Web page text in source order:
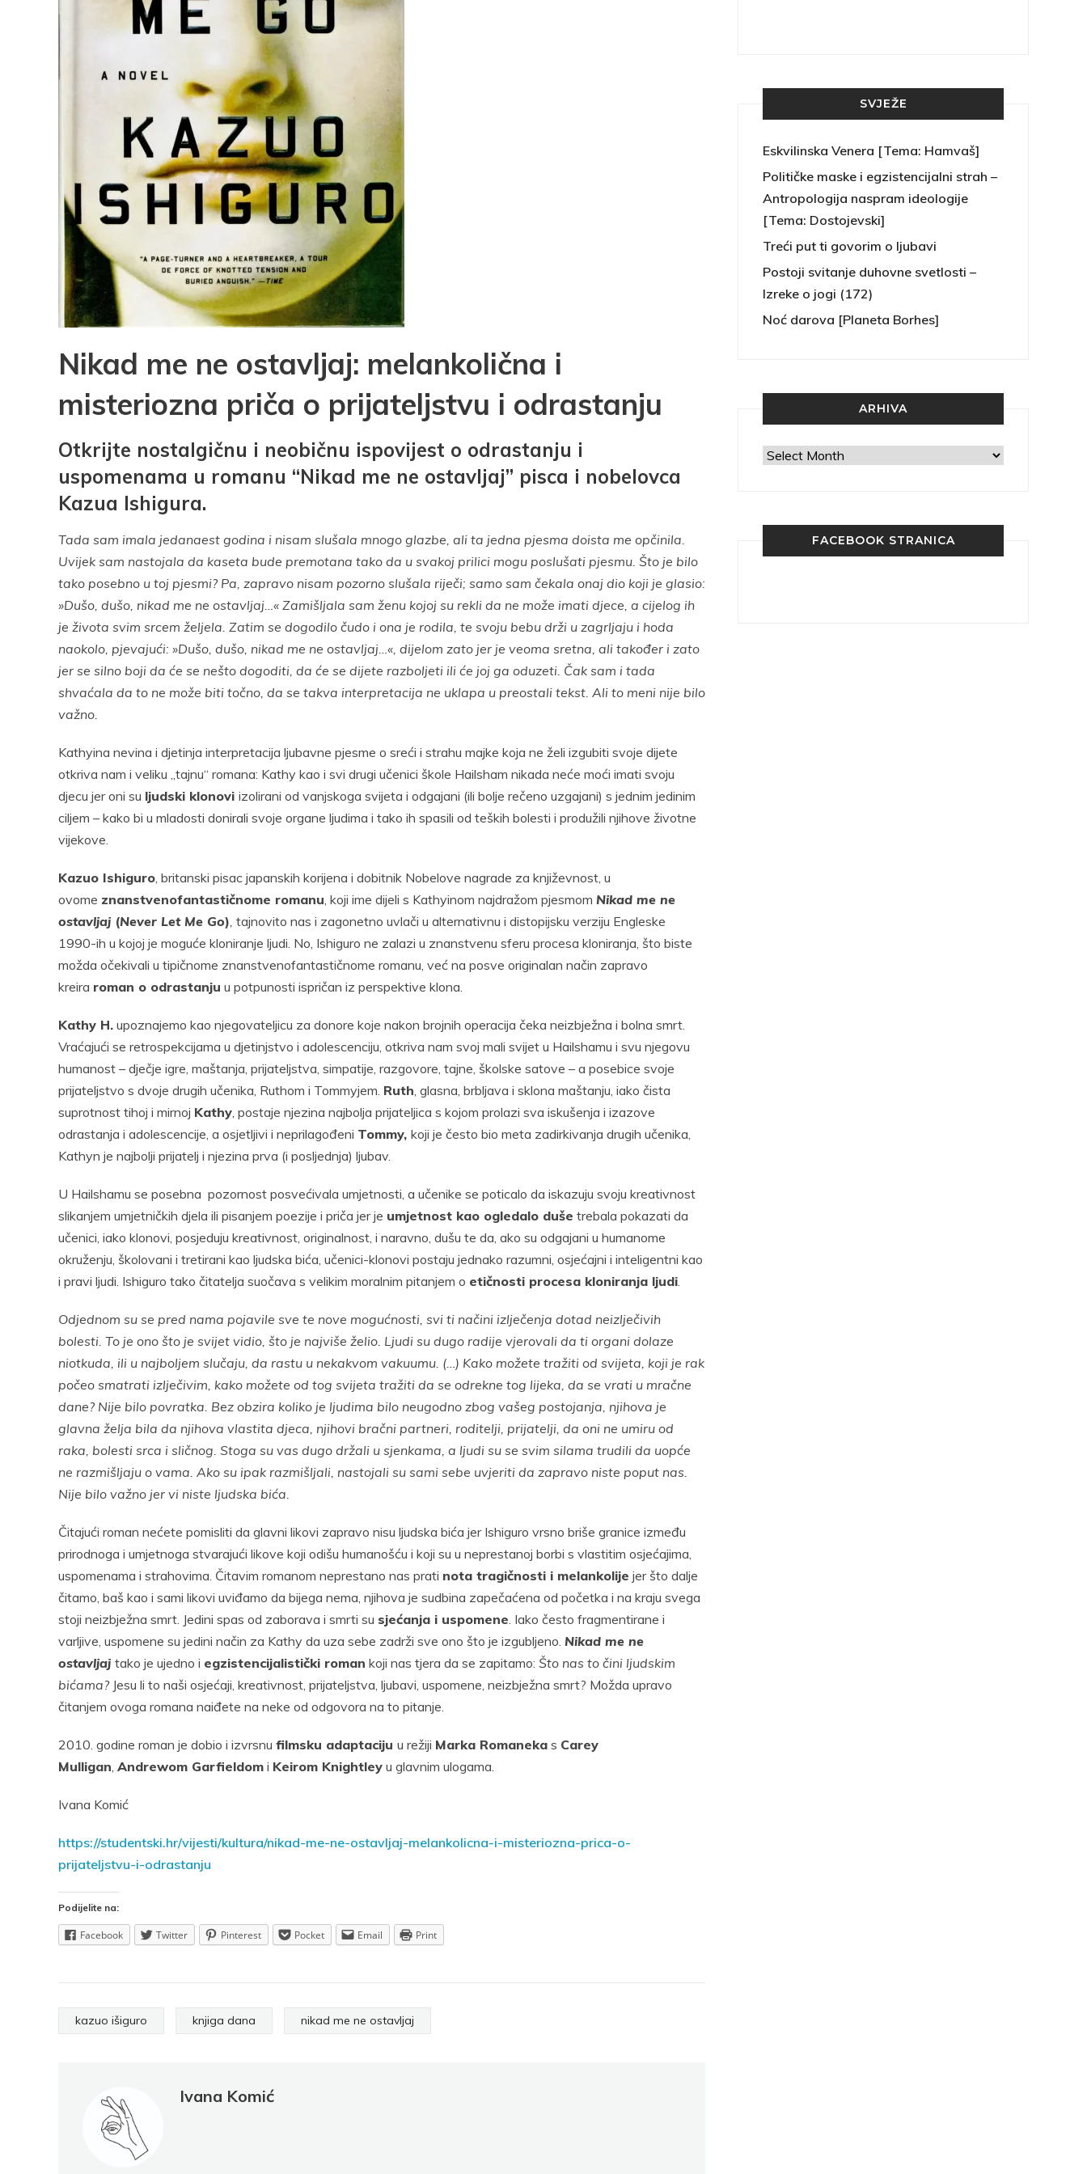
Nikad me ne ostavljaj: melankolična i
misteriozna priča o prijateljstvu i odrastanju
Otkrijte nostalgičnu i neobičnu ispovijest o odrastanju i
uspomenama u romanu “Nikad me ne ostavljaj” pisca i nobelovca
Kazua Ishigura.
Tada sam imala jedanaest godina i nisam slušala mnogo glazbe, ali ta jedna pjesma doista me opčinila.
Uvijek sam nastojala da kaseta bude premotana tako da u svakoj prilici mogu poslušati pjesmu. Što je bilo
tako posebno u toj pjesmi? Pa, zapravo nisam pozorno slušala riječi; samo sam čekala onaj dio koji je glasio:
»Dušo, dušo, nikad me ne ostavljaj…« Zamišljala sam ženu kojoj su rekli da ne može imati djece, a cijelog ih
je života svim srcem željela. Zatim se dogodilo čudo i ona je rodila, te svoju bebu drži u zagrljaju i hoda
naokolo, pjevajući: »Dušo, dušo, nikad me ne ostavljaj…«, dijelom zato jer je veoma sretna, ali također i zato
jer se silno boji da će se nešto dogoditi, da će se dijete razboljeti ili će joj ga oduzeti. Čak sam i tada
shvaćala da to ne može biti točno, da se takva interpretacija ne uklapa u preostali tekst. Ali to meni nije bilo
važno.
Kathyina nevina i djetinja interpretacija ljubavne pjesme o sreći i strahu majke koja ne želi izgubiti svoje dijete
otkriva nam i veliku „tajnu“ romana: Kathy kao i svi drugi učenici škole Hailsham nikada neće moći imati svoju
djecu jer oni su ljudski klonovi izolirani od vanjskoga svijeta i odgajani (ili bolje rečeno uzgajani) s jednim jedinim
ciljem – kako bi u mladosti donirali svoje organe ljudima i tako ih spasili od teških bolesti i produžili njihove životne
vijekove.
Kazuo Ishiguro, britanski pisac japanskih korijena i dobitnik Nobelove nagrade za književnost, u
ovome znanstvenofantastičnome romanu, koji ime dijeli s Kathyinom najdražom pjesmom Nikad me ne
ostavljaj (Never Let Me Go), tajnovito nas i zagonetno uvlači u alternativnu i distopijsku verziju Engleske
1990-ih u kojoj je moguće kloniranje ljudi. No, Ishiguro ne zalazi u znanstvenu sferu procesa kloniranja, što biste
možda očekivali u tipičnome znanstvenofantastičnome romanu, već na posve originalan način zapravo
kreira roman o odrastanju u potpunosti ispričan iz perspektive klona.
Kathy H. upoznajemo kao njegovateljicu za donore koje nakon brojnih operacija čeka neizbježna i bolna smrt.
Vraćajući se retrospekcijama u djetinjstvo i adolescenciju, otkriva nam svoj mali svijet u Hailshamu i svu njegovu
humanost – dječje igre, maštanja, prijateljstva, simpatije, razgovore, tajne, školske satove – a posebice svoje
prijateljstvo s dvoje drugih učenika, Ruthom i Tommyjem. Ruth, glasna, brbljava i sklona maštanju, iako čista
suprotnost tihoj i mirnoj Kathy, postaje njezina najbolja prijateljica s kojom prolazi sva iskušenja i izazove
odrastanja i adolescencije, a osjetljivi i neprilagođeni Tommy, koji je često bio meta zadirkivanja drugih učenika,
Kathyn je najbolji prijatelj i njezina prva (i posljednja) ljubav.
U Hailshamu se posebna pozornost posvećivala umjetnosti, a učenike se poticalo da iskazuju svoju kreativnost
slikanjem umjetničkih djela ili pisanjem poezije i priča jer je umjetnost kao ogledalo duše trebala pokazati da
učenici, iako klonovi, posjeduju kreativnost, originalnost, i naravno, dušu te da, ako su odgajani u humanome
okruženju, školovani i tretirani kao ljudska bića, učenici-klonovi postaju jednako razumni, osjećajni i inteligentni kao
i pravi ljudi. Ishiguro tako čitatelja suočava s velikim moralnim pitanjem o etičnosti procesa kloniranja ljudi.
Odjednom su se pred nama pojavile sve te nove mogućnosti, svi ti načini izlječenja dotad neizlječivih
bolesti. To je ono što je svijet vidio, što je najviše želio. Ljudi su dugo radije vjerovali da ti organi dolaze
niotkuda, ili u najboljem slučaju, da rastu u nekakvom vakuumu. (…) Kako možete tražiti od svijeta, koji je rak
počeo smatrati izlječivim, kako možete od tog svijeta tražiti da se odrekne tog lijeka, da se vrati u mračne
dane? Nije bilo povratka. Bez obzira koliko je ljudima bilo neugodno zbog vašeg postojanja, njihova je
glavna želja bila da njihova vlastita djeca, njihovi bračni partneri, roditelji, prijatelji, da oni ne umiru od
raka, bolesti srca i sličnog. Stoga su vas dugo držali u sjenkama, a ljudi su se svim silama trudili da uopće
ne razmišljaju o vama. Ako su ipak razmišljali, nastojali su sami sebe uvjeriti da zapravo niste poput nas.
Nije bilo važno jer vi niste ljudska bića.
Čitajući roman nećete pomisliti da glavni likovi zapravo nisu ljudska bića jer Ishiguro vrsno briše granice između
prirodnoga i umjetnoga stvarajući likove koji odišu humanošću i koji su u neprestanoj borbi s vlastitim osjećajima,
uspomenama i strahovima. Čitavim romanom neprestano nas prati nota tragičnosti i melankolije jer što dalje
čitamo, baš kao i sami likovi uviđamo da bijega nema, njihova je sudbina zapečaćena od početka i na kraju svega
stoji neizbježna smrt. Jedini spas od zaborava i smrti su sjećanja i uspomene. Iako često fragmentirane i
varljive, uspomene su jedini način za Kathy da uza sebe zadrži sve ono što je izgubljeno. Nikad me ne
ostavljaj tako je ujedno i egzistencijalistički roman koji nas tjera da se zapitamo: Što nas to čini ljudskim
bićama? Jesu li to naši osjećaji, kreativnost, prijateljstva, ljubavi, uspomene, neizbježna smrt? Možda upravo
čitanjem ovoga romana naiđete na neke od odgovora na to pitanje.
2010. godine roman je dobio i izvrsnu filmsku adaptaciju u režiji Marka Romaneka s Carey
Mulligan, Andrewom Garfieldom i Keirom Knightley u glavnim ulogama.
Ivana Komić
https://studentski.hr/vijesti/kultura/nikad-me-ne-ostavljaj-melankolicna-i-misteriozna-prica-o-
prijateljstvu-i-odrastanju
Podijelite na:
Facebook Twitter Pinterest Pocket Email Print
kazuo išiguro knjiga dana nikad me ne ostavljaj
Ivana Komić
Pocket
SVJEŽE
Eskvilinska Venera [Tema: Hamvaš]
Političke maske i egzistencijalni strah –
Antropologija naspram ideologije
[Tema: Dostojevski]
Treći put ti govorim o ljubavi
Postoji svitanje duhovne svetlosti –
Izreke o jogi (172)
Noć darova [Planeta Borhes]
ARHIVA
Arhiva
FACEBOOK STRANICA